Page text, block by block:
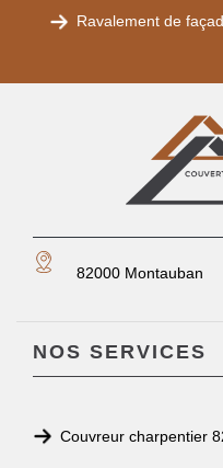
Ravalement de
82000 Montauban
NOS SERVICES
Couvreur charpentier